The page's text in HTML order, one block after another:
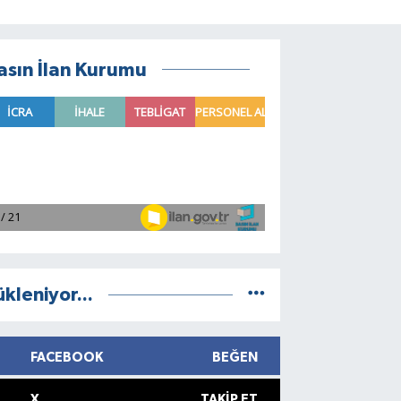
İlan Kurumu
FACEBOOK BEĞEN